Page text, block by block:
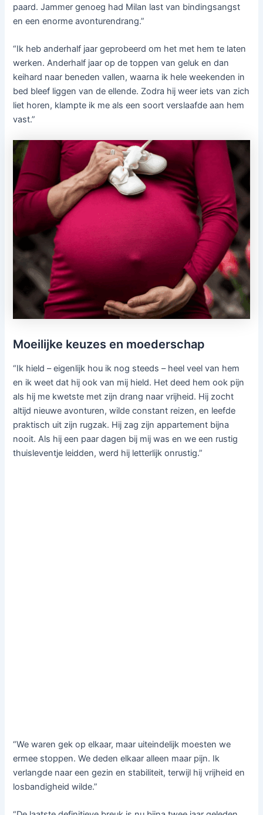
paard. Jammer genoeg had Milan last van bindingsangst
en een enorme avonturendrang.”
“Ik heb anderhalf jaar geprobeerd om het met hem te laten
werken. Anderhalf jaar op de toppen van geluk en dan
keihard naar beneden vallen, waarna ik hele weekenden in
bed bleef liggen van de ellende. Zodra hij weer iets van zich
liet horen, klampte ik me als een soort verslaafde aan hem
vast.”
Moeilijke keuzes en moederschap
“Ik hield – eigenlijk hou ik nog steeds – heel veel van hem
en ik weet dat hij ook van mij hield. Het deed hem ook pijn
als hij me kwetste met zijn drang naar vrijheid. Hij zocht
altijd nieuwe avonturen, wilde constant reizen, en leefde
praktisch uit zijn rugzak. Hij zag zijn appartement bijna
nooit. Als hij een paar dagen bij mij was en we een rustig
thuisleventje leidden, werd hij letterlijk onrustig.”
“We waren gek op elkaar, maar uiteindelijk moesten we
ermee stoppen. We deden elkaar alleen maar pijn. Ik
verlangde naar een gezin en stabiliteit, terwijl hij vrijheid en
losbandigheid wilde.”